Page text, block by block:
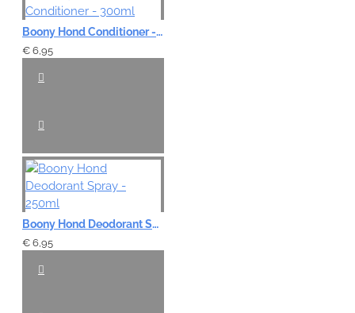
Boony Hond Conditioner - 300ml
€ 6,95
Boony Hond Deodorant Spray - 250ml
€ 6,95